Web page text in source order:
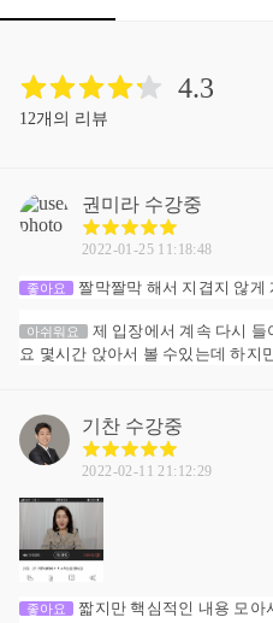
4.3
12개의 리뷰
권미라 수강중
2022-01-25 11:18:48
좋아요 짤막짤막 해서 지겹지 않게
아쉬워요
제 입장에서 계속 다시
요 몇시간 앉아서 볼 수있는데 하지
기찬 수강중
2022-02-11 21:12:29
좋아요
짧지만 핵심적인 내용 모아